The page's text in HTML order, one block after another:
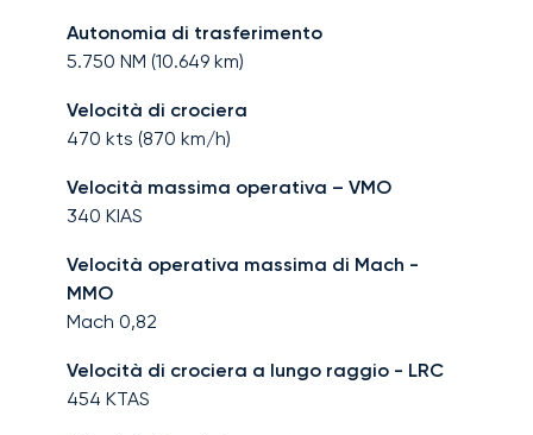
Autonomia di trasferimento
5.750 NM (10.649 km)
Velocità di crociera
470 kts (870 km/h)
Velocità massima operativa – VMO
340 KIAS
Velocità operativa massima di Mach -
MMO
Mach 0,82
Velocità di crociera a lungo raggio - LRC
454 KTAS